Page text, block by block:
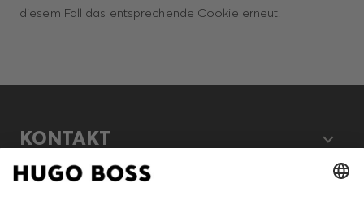
diesem Fall das entsprechende Cookie erneut.
KONTAKT